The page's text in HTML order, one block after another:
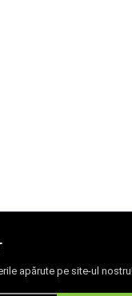
apărute pe site-ul nostru!